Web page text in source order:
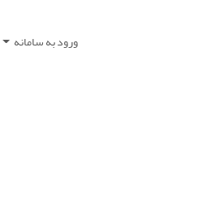
ورود به سامانه